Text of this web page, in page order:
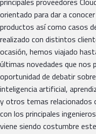
orientado para dar a
productos así como casos
realizado con distintos
ocasión, hemos viajado
últimas novedades que nos
oportunidad de debatir
inteligencia artificial,
y otros temas relacionados
con los principales
viene siendo costumbre